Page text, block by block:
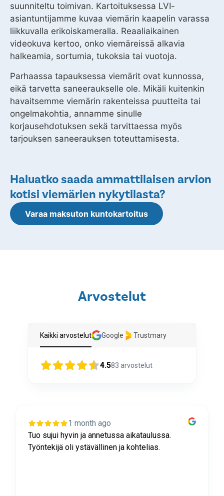
suunniteltu toimivan. Kartoituksessa LVI-
asiantuntijamme kuvaa viemärin kaapelin varassa
liikkuvalla erikoiskameralla. Reaaliaikainen
videokuva kertoo, onko viemäreissä alkavia
halkeamia, sortumia, tukoksia tai vuotoja.
Parhaassa tapauksessa viemärit ovat kunnossa,
eikä tarvetta saneeraukselle ole. Mikäli kuitenkin
havaitsemme viemärin rakenteissa puutteita tai
ongelmakohtia, annamme sinulle
korjausehdotuksen sekä tarvittaessa myös
tarjouksen saneerauksen toteuttamisesta.
Haluatko saada ammattilaisen arvion
kotisi viemärien nykytilasta?
Varaa maksuton kuntokartoitus
Arvostelut
Kaikki arvostelut Google Trustmary
4.583 arvostelut
1 month ago
Tuo sujui hyvin ja annetussa aikataulussa.
Työntekijä oli ystävällinen ja kohtelias.